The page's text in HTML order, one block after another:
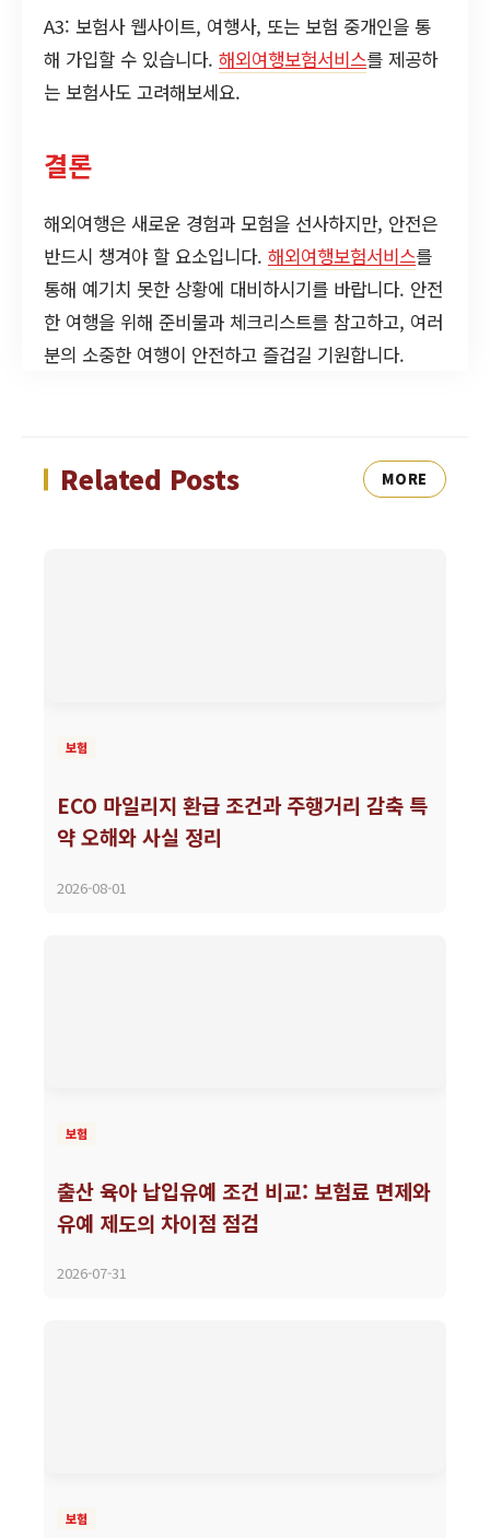
A3: 보험사 웹사이트, 여행사, 또는 보험 중개인을 통
해 가입할 수 있습니다. 해외여행보험서비스를 제공하
는 보험사도 고려해보세요.
결론
해외여행은 새로운 경험과 모험을 선사하지만, 안전은
반드시 챙겨야 할 요소입니다. 해외여행보험서비스를
통해 예기치 못한 상황에 대비하시기를 바랍니다. 안전
한 여행을 위해 준비물과 체크리스트를 참고하고, 여러
분의 소중한 여행이 안전하고 즐겁길 기원합니다.
Related Posts MORE
보험
ECO 마일리지 환급 조건과 주행거리 감축 특
약 오해와 사실 정리
2026-08-01
보험
출산 육아 납입유예 조건 비교: 보험료 면제와
유예 제도의 차이점 점검
2026-07-31
보험